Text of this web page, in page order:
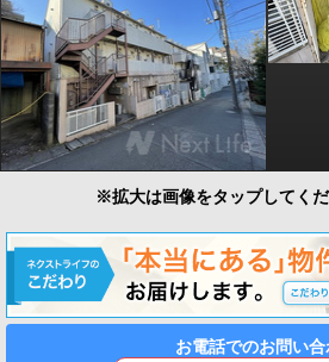
※拡大は画像をタップしてくだ
お電話でのお問い